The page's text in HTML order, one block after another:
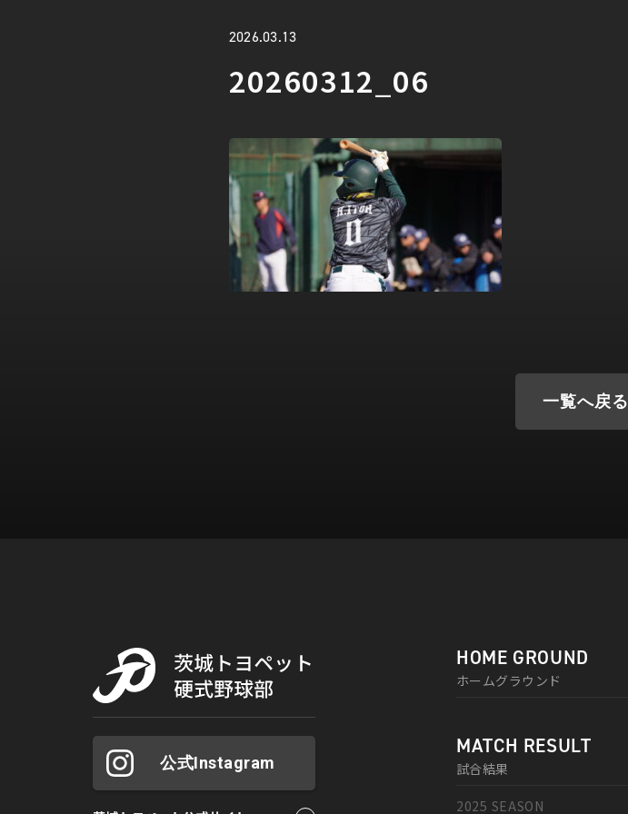
2026.03.13
20260312_06
一覧へ戻る
公式Instagram
HOME GROUND
ホームグラウンド
MATCH RESULT
試合結果
2025 SEASON